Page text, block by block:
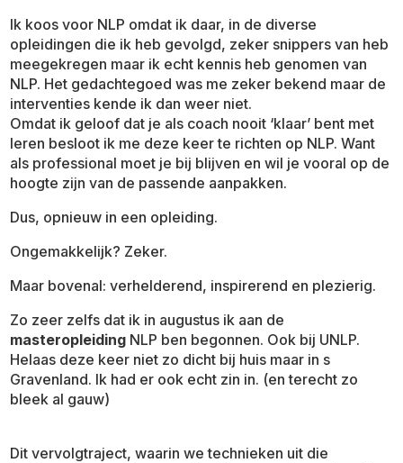
Ik koos voor NLP omdat ik daar, in de diverse
opleidingen die ik heb gevolgd, zeker snippers van heb
meegekregen maar ik echt kennis heb genomen van
NLP. Het gedachtegoed was me zeker bekend maar de
interventies kende ik dan weer niet.
Omdat ik geloof dat je als coach nooit ‘klaar’ bent met
leren besloot ik me deze keer te richten op NLP. Want
als professional moet je bij blijven en wil je vooral op de
hoogte zijn van de passende aanpakken.
Dus, opnieuw in een opleiding.
Ongemakkelijk? Zeker.
Maar bovenal: verhelderend, inspirerend en plezierig.
Zo zeer zelfs dat ik in augustus ik aan de
masteropleiding NLP ben begonnen. Ook bij UNLP.
Helaas deze keer niet zo dicht bij huis maar in s
Gravenland. Ik had er ook echt zin in. (en terecht zo
bleek al gauw)
Dit vervolgtraject, waarin we technieken uit die